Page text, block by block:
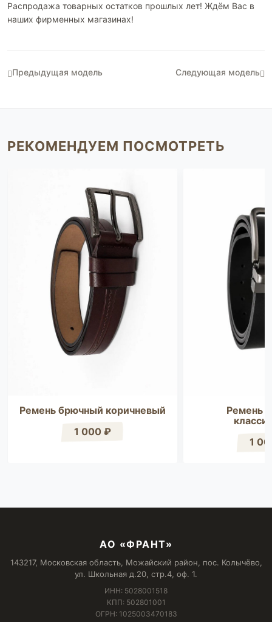
Распродажа товарных остатков прошлых лет! Ждём Вас в
наших фирменных магазинах!
Предыдущая модель Следующая модель
РЕКОМЕНДУЕМ ПОСМОТРЕТЬ
Ремень брючный коричневый
1 000 ₽
Ремень
1
АО «ФРАНТ»
143217, Московская область, Можайский район, пос. Колычёво,
ул. Школьная д.20, стр.4, оф. 1.
ИНН: 5028001518
КПП: 502801001
ОГРН: 1025003470183